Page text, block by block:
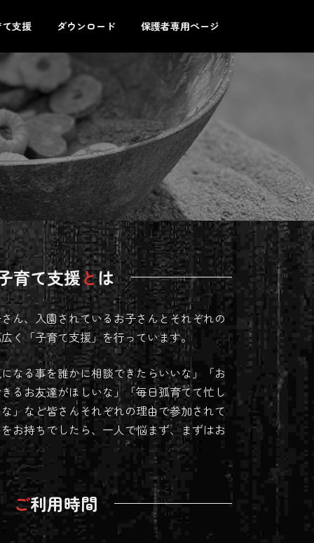
支援 ダウンロード 保護者専用ページ
育て支援とは
ん、入園されているお子さんとそれぞれの
く「子育て支援」を行っています。
なる事を誰かに相談できたらいいな」「お
るお友達がほしいな」「毎日孤育てて忙し
」など皆さんそれぞれの理由で参加されて
お持ちでしたら、一人で悩まず、まずはお
ご利用時間